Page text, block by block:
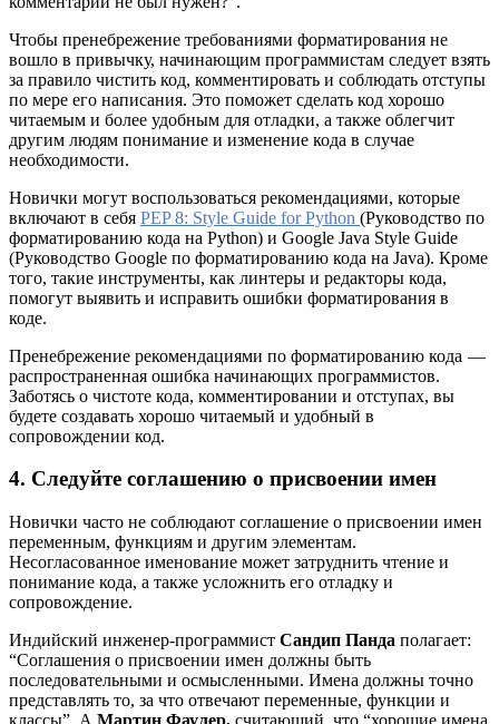
Чтобы пренебрежение требованиями форматирования не
вошло в привычку, начинающим программистам следует взять
за правило чистить код, комментировать и соблюдать отступы
по мере его написания. Это поможет сделать код хорошо
читаемым и более удобным для отладки, а также облегчит
другим людям понимание и изменение кода в случае
необходимости.
Новички могут воспользоваться рекомендациями, которые
включают в себя PEP 8: Style Guide for Python (Руководство по
форматированию кода на Python) и Google Java Style Guide
(Руководство Google по форматированию кода на Java). Кроме
того, такие инструменты, как линтеры и редакторы кода,
помогут выявить и исправить ошибки форматирования в
коде.
Пренебрежение рекомендациями по форматированию кода —
распространенная ошибка начинающих программистов.
Заботясь о чистоте кода, комментировании и отступах, вы
будете создавать хорошо читаемый и удобный в
сопровождении код.
4. Следуйте соглашению о присвоении имен
Новички часто не соблюдают соглашение о присвоении имен
переменным, функциям и другим элементам.
Несогласованное именование может затруднить чтение и
понимание кода, а также усложнить его отладку и
сопровождение.
Индийский инженер-программист Сандип Панда полагает:
“Соглашения о присвоении имен должны быть
последовательными и осмысленными. Имена должны точно
представлять то, за что отвечают переменные, функции и
классы”. А Мартин Фаулер, считающий, что “хорошие имена